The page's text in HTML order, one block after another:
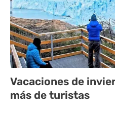
Vacaciones de
más de turistas